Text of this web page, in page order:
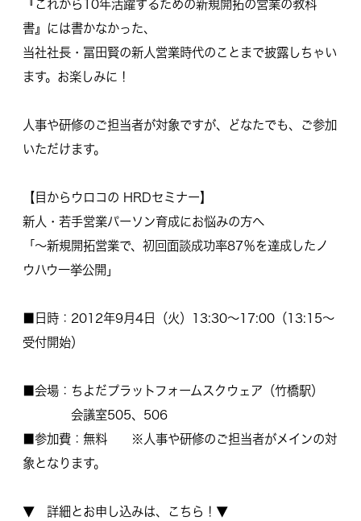
『これから10年活躍するための新規開拓の営業の教科
書』には書かなかった、
当社社長・冨田賢の新人営業時代のことまで披露しちゃい
ます。お楽しみに！
人事や研修のご担当者が対象ですが、どなたでも、ご参加
いただけます。
【目からウロコの HRDセミナー】
新人・若手営業パーソン育成にお悩みの方へ
「～新規開拓営業で、初回面談成功率87％を達成したノ
ウハウ一挙公開」
■日時：2012年9月4日（火）13:30～17:00（13:15～
受付開始）
■会場：ちよだプラットフォームスクウェア（竹橋駅）
会議室505、506
■参加費：無料 ※人事や研修のご担当者がメインの対
象となります。
▼ 詳細とお申し込みは、こちら！▼